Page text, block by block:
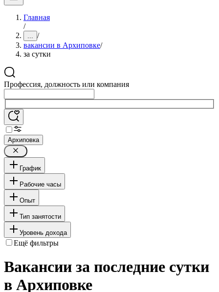
Главная
/
... /
вакансии в Архиповке/
за сутки
Профессия, должность или компания
Архиповка
График
Рабочие часы
Опыт
Тип занятости
Уровень дохода
Ещё фильтры
Вакансии за последние сутки
в Архиповке